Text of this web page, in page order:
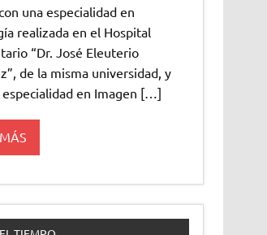
una especialidad en
realizada en el Hospital
“Dr. José Eleuterio
de la misma universidad, y
especialidad en Imagen […]